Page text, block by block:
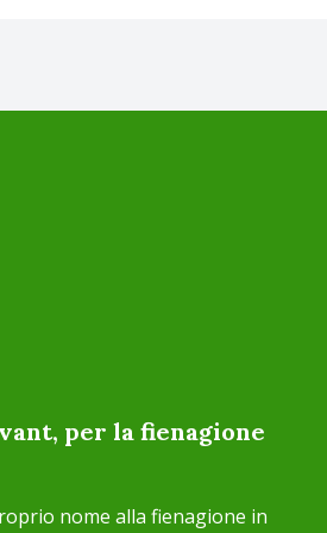
per la fienagione
nome alla fienagione in